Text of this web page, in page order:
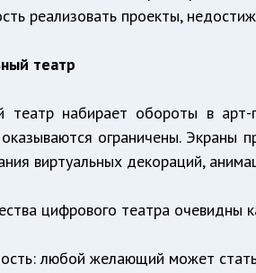
реализовать проекты,
театр
театр набирает обороты в арт-
ограничены. Экраны
виртуальных декораций,
цифрового театра очевидны
любой желающий может